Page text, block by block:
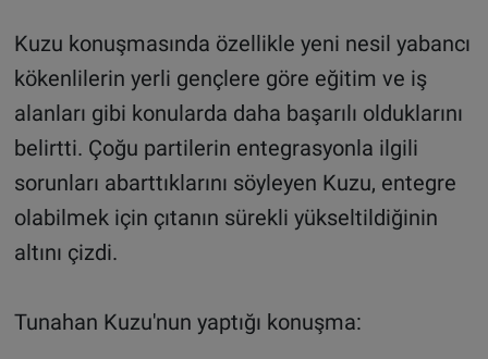
Kuzu konuşmasında özellikle yeni nesil yabancı
kökenlilerin yerli gençlere göre eğitim ve iş
alanları gibi konularda daha başarılı olduklarını
belirtti. Çoğu partilerin entegrasyonla ilgili
sorunları abarttıklarını söyleyen Kuzu, entegre
olabilmek için çıtanın sürekli yükseltildiğinin
altını çizdi.
Tunahan Kuzu'nun yaptığı konuşma: